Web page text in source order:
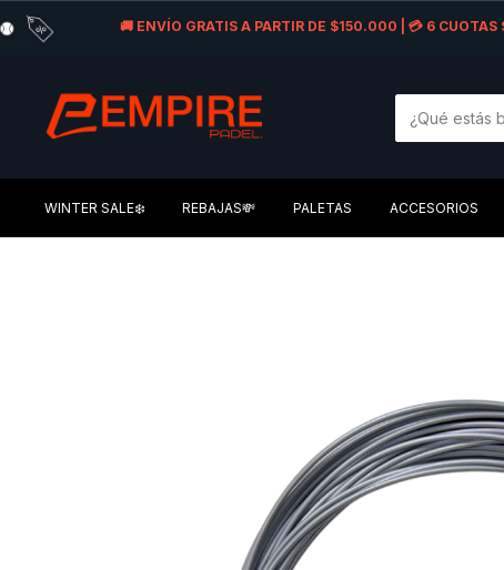
🚚 ENVÍO GRATIS A PARTIR DE $150.000 | 💳 6
WINTER SALE❄️ REBAJAS💸 PALETAS ACCESORIOS